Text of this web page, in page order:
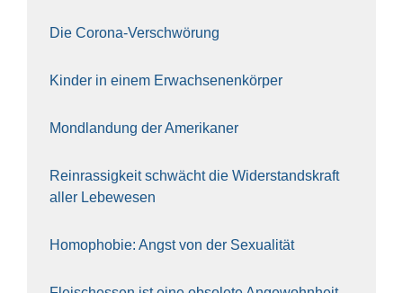
Die Coro­na-Ver­schwö­rung
Kin­der in einem Erwach­se­nen­kör­per
Mond­lan­dung der Ame­ri­ka­ner
Rein­ras­sig­keit schwächt die Wider­stands­kraft
aller Lebe­we­sen
Homo­pho­bie: Angst von der Sexua­li­tät